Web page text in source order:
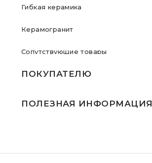
Гибкая керамика
Керамогранит
Сопутствующие товары
ПОКУПАТЕЛЮ
Где купить
ПОЛЕЗНАЯ ИНФОРМАЦИЯ
Видеообзоры